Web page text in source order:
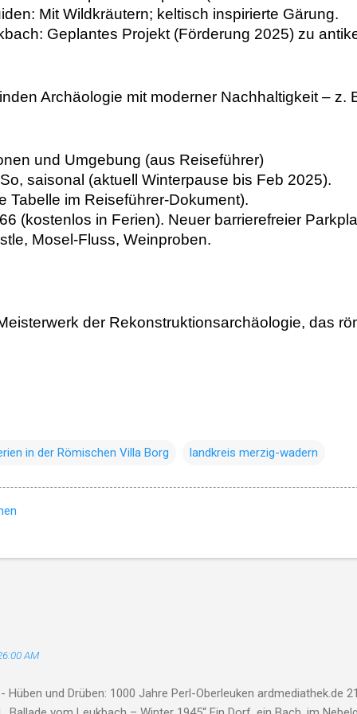
Mit Wildkräutern; keltisch inspirierte Gärung.
Geplantes Projekt (Förderung 2025) zu
Archäologie mit moderner Nachhaltigkeit –
und Umgebung (aus Reiseführer)
saisonal (aktuell Winterpause bis Feb 2025).
Tabelle im Reiseführer-Dokument).
(kostenlos in Ferien). Neuer barrierefreier
Mosel-Fluss, Weinproben.
der Rekonstruktionsarchäologie, das
in der Römischen Villa Borg landkreis merzig-wadern
AM
Hüben und Drüben: 1000 Jahre Perl-Oberleuken ardmediathek.de